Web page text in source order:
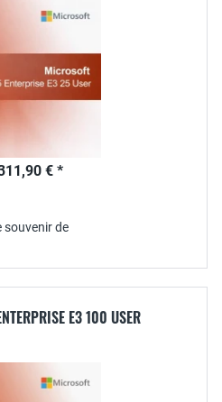
€ *
souvenir de
E3 100 USER